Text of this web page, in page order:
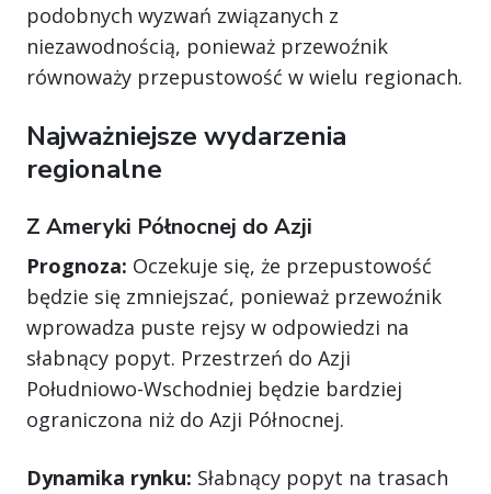
podobnych wyzwań związanych z
niezawodnością, ponieważ przewoźnik
równoważy przepustowość w wielu regionach.
Najważniejsze wydarzenia
regionalne
Z Ameryki Północnej do Azji
Prognoza: Oczekuje się, że przepustowość
będzie się zmniejszać, ponieważ przewoźnik
wprowadza puste rejsy w odpowiedzi na
słabnący popyt. Przestrzeń do Azji
Południowo-Wschodniej będzie bardziej
ograniczona niż do Azji Północnej.
Dynamika rynku: Słabnący popyt na trasach